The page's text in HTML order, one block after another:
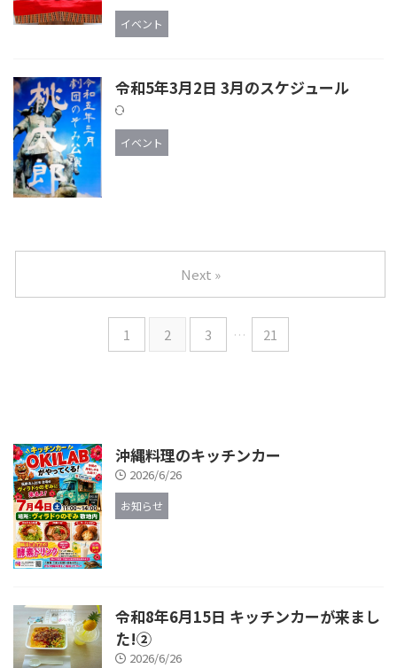
イベント
令和5年3月2日 3月のスケジュール
イベント
1 2 3 … 21
Next »
沖縄料理のキッチンカー
2026/6/26
お知らせ
令和8年6月15日 キッチンカーが来まし
た!②
2026/6/26